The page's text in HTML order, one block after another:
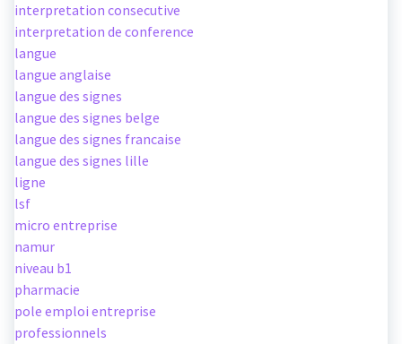
interpretation consecutive
interpretation de conference
langue
langue anglaise
langue des signes
langue des signes belge
langue des signes francaise
langue des signes lille
ligne
lsf
micro entreprise
namur
niveau b1
pharmacie
pole emploi entreprise
professionnels